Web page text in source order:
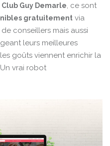
Club Guy Demarle, ce sont
gratuitement via
conseillers mais aussi
leurs meilleures
goûts viennent enrichir la
vrai robot